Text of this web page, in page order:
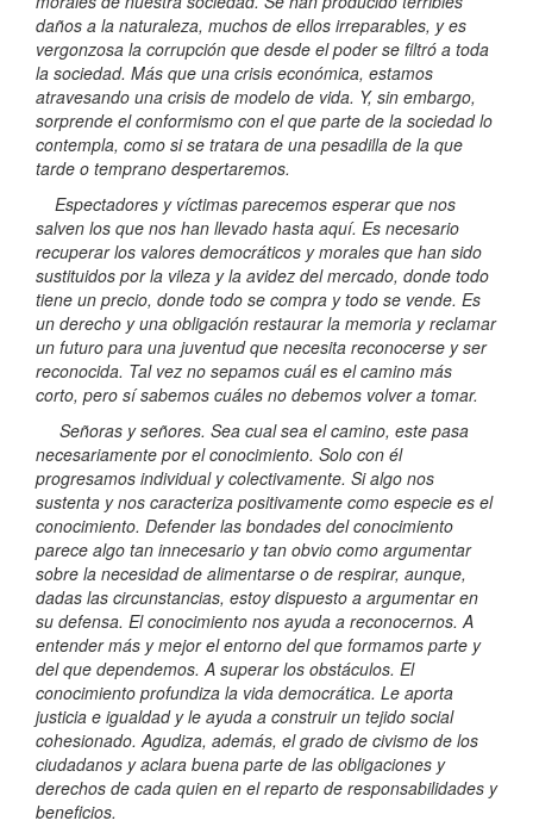
daños a la naturaleza, muchos de ellos irreparables, y es
vergonzosa la corrupción que desde el poder se filtró a toda
la sociedad. Más que una crisis económica, estamos
atravesando una crisis de modelo de vida. Y, sin embargo,
sorprende el conformismo con el que parte de la sociedad lo
contempla, como si se tratara de una pesadilla de la que
tarde o temprano despertaremos.
Espectadores y víctimas parecemos esperar que nos
salven los que nos han llevado hasta aquí. Es necesario
recuperar los valores democráticos y morales que han sido
sustituidos por la vileza y la avidez del mercado, donde todo
tiene un precio, donde todo se compra y todo se vende. Es
un derecho y una obligación restaurar la memoria y reclamar
un futuro para una juventud que necesita reconocerse y ser
reconocida. Tal vez no sepamos cuál es el camino más
corto, pero sí sabemos cuáles no debemos volver a tomar.
Señoras y señores. Sea cual sea el camino, este pasa
necesariamente por el conocimiento. Solo con él
progresamos individual y colectivamente. Si algo nos
sustenta y nos caracteriza positivamente como especie es el
conocimiento. Defender las bondades del conocimiento
parece algo tan innecesario y tan obvio como argumentar
sobre la necesidad de alimentarse o de respirar, aunque,
dadas las circunstancias, estoy dispuesto a argumentar en
su defensa. El conocimiento nos ayuda a reconocernos. A
entender más y mejor el entorno del que formamos parte y
del que dependemos. A superar los obstáculos. El
conocimiento profundiza la vida democrática. Le aporta
justicia e igualdad y le ayuda a construir un tejido social
cohesionado. Agudiza, además, el grado de civismo de los
ciudadanos y aclara buena parte de las obligaciones y
derechos de cada quien en el reparto de responsabilidades y
beneficios.